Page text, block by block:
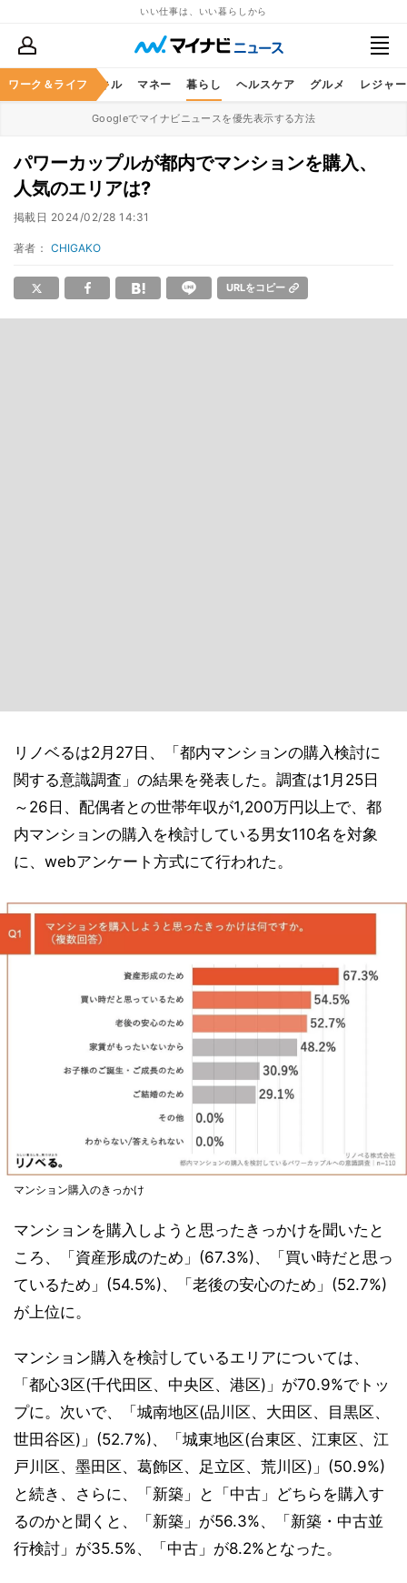
いい仕事は、いい暮らしから
ワーク＆ライフ
ア ビジネススキル マネー 暮らし ヘルスケア グルメ レジャー
Googleでマイナビニュースを優先表示する方法
パワーカップルが都内でマンションを購入、
人気のエリアは?
掲載日 2024/02/28 14:31
著者： CHIGAKO
URLをコピー
リノベるは2月27日、「都内マンションの購入検討に
関する意識調査」の結果を発表した。調査は1月25日
～26日、配偶者との世帯年収が1,200万円以上で、都
内マンションの購入を検討している男女110名を対象
に、webアンケート方式にて行われた。
マンション購入のきっかけ
マンションを購入しようと思ったきっかけを聞いたと
ころ、「資産形成のため」(67.3%)、「買い時だと思っ
ているため」(54.5%)、「老後の安心のため」(52.7%)
が上位に。
マンション購入を検討しているエリアについては、
「都心3区(千代田区、中央区、港区)」が70.9%でトッ
プに。次いで、「城南地区(品川区、大田区、目黒区、
世田谷区)」(52.7%)、「城東地区(台東区、江東区、江
戸川区、墨田区、葛飾区、足立区、荒川区)」(50.9%)
と続き、さらに、「新築」と「中古」どちらを購入す
るのかと聞くと、「新築」が56.3%、「新築・中古並
行検討」が35.5%、「中古」が8.2%となった。